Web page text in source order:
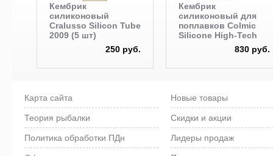
Кембрик
силиконовый
Cralusso Silicon Tube
2009 (5 шт)
250 руб.
Кембрик
силиконовый для
поплавков Colmic
Silicone High-Tech
830 руб.
Карта сайта
Теория рыбалки
Политика обработки ПДн
Новые товары
Скидки и акции
Лидеры продаж